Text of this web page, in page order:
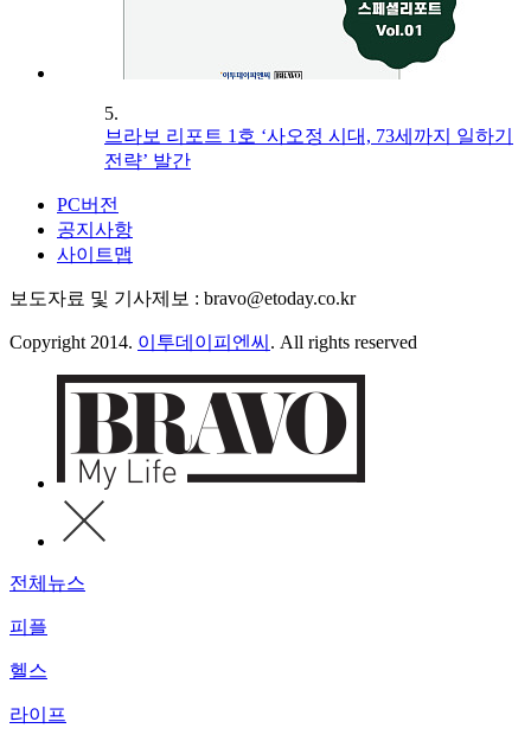
5.
브라보 리포트 1호 ‘사오정 시대, 73세까지 일하기
전략’ 발간
PC버전
공지사항
사이트맵
보도자료 및 기사제보 : bravo@etoday.co.kr
Copyright 2014. 이투데이피엔씨 . All rights reserved
전체뉴스
피플
헬스
라이프